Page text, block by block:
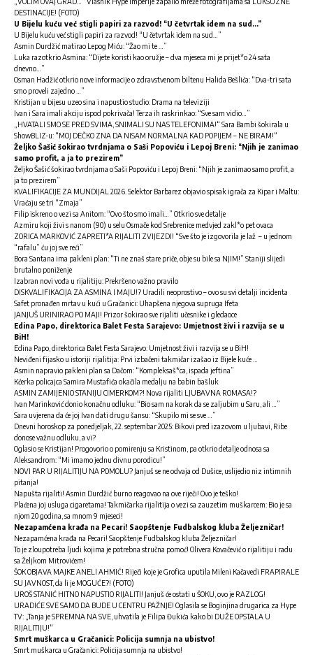
DESTINACIJE! (FOTO)
U Bijelu kuću već stigli papiri za razvod! “U četvrtak idem na sud…”
U Bijelu kuću već stigli papiri za razvod! “U četvrtak idem na sud…”
Asmin Durdžić matirao Lepog Miću: “Žao mi te …”
Luka razotkrio Asmina: “Dijete koristi kao oružje – dva mjeseca mi je prijet*o 24 sata
dnevno…”
Osman Hadžić otkrio nove informacije o zdravstvenom biltenu Halida Bešlića: “Dva-tri sata
smo proveli zajedno …”
Kristijan u bijesu uzeo sina i napustio studio: Drama na televiziji
Ivan i Sara imali akciju ispod pokrivača! Terza ih raskrinkao: “Sve sam vidio…”
„HVATALI SMO SE PRED SVIMA, SNIMALI SU NAS TELEFONIMA!“ Sara Bambi šokirala u
ShowBLIZ-u: “MOJ DEČKO ZNA DA NISAM NORMALNA KAD POPIJEM – NE BIRAM!“
Željko Šašić šokirao tvrdnjama o Saši Popoviću i Lepoj Breni: “Njih je zanimao
samo profit, a ja to prezirem”
Željko Šašić šokirao tvrdnjama o Saši Popoviću i Lepoj Breni: “Njih je zanimao samo profit, a
ja to prezirem”
KVALIFIKACIJE ZA MUNDIJAL 2026. Selektor Barbarez objavio spisak igrača za Kipar i Maltu:
Vraćaju se tri “Zmaja”
Filip iskreno o vezi sa Anitom: “Ovo što smo imali…” Otkriosve detalje
Azmiru koji živi s nanom (90) u selu Osmače kod Srebrenice medvjed zakl*o pet ovaca
ZORICA MARKOVIĆ ZAPRETI*A RIJALITI ZVIJEZDI! “Sve što je izgovorila je laž – u jednom
“rafalu” ću joj sve reći”
Bora Santana ima pakleni plan: “Ti ne znaš stare priče, obje su bile sa NJIM!” Staniji slijedi
brutalno poniženje
Izabran novi vođa u rijalitiju: Prekršeno važno pravilo
DISKVALIFIKACIJA ZA ASMINA I MAJU!? Uradili neoprostivo – ovo su svi detalji incidenta
Safet pronađen mrtav u kući u Gračanici: Uhapšena njegova supruga Ifeta
JANJUŠ URINIRAO PO MAJI! Prizor šokirao sve rijaliti učesnike i gledaoce
Edina Papo, direktorica Balet Festa Sarajevo: Umjetnost živi i razvija se u
BiH!
Edina Papo, direktorica Balet Festa Sarajevo: Umjetnost živi i razvija se u BiH!
Neviđeni fijasko u istoriji rijalitija: Prvi izbačeni takmičar izašao iz Bijele kuće …
Asmin napravio pakleni plan sa Dačom: “Kompleksaš*ca, ispada jeftina”
Kćerka policajca Samira Mustafića okačila medalju na babin bašluk
ASMIN ZAMIJENIO STANIJU CIMERKOM?! Nova rijaliti LJUBAVNA ROMASA!?
Ivan Marinković donio konačnu odluku: “Bio sam na korak da se zaljubim u Saru, ali …”
Sara uvjerena da će joj Ivan dati drugu šansu: “Skupilo mi se sve …”
Dnevni horoskop za ponedjeljak, 22. septembar 2025: Bikovi pred izazovom u ljubavi, Ribe
donose važnu odluku, a vi?
Oglasio se Kristijan! Progovorio o pomirenju sa Kristinom, pa otkrio detalje odnosa sa
Aleksandrom: “Mi imamo jednu divnu porodicu!”
NOVI PAR U RIJALITIJU NA POMOLU? Janjuš se ne odvaja od Dušice, uslijedio niz intimnih
pitanja!
Napušta rijaliti! Asmin Durdžić burno reagovao na ove riječi! Ovo je teško!
Plaćena joj usluga cigaretama! Takmičarka rijalitija o vezi sa zauzetim muškarcem: Bio je sa
njom 20 godina, sa mnom 9 mjeseci!
Nezapamćena krađa na Pecari! Saopštenje Fudbalskog kluba Željezničar!
Nezapamćena krađa na Pecari! Saopštenje Fudbalskog kluba Željezničar!
To je zloupotreba ljudi kojima je potrebna stručna pomoć! Olivera Kovačević o rijalitiju i radu
sa Željkom Mitrovićem!
ŠOK OBJAVA MAJKE ANELI AHMIĆ! Riječi koje je Grofica uputila Mileni Kačavedi FRAPIRALE
SU JAVNOST, da li je MOGUĆE?! (FOTO)
UROŠ STANIĆ HITNO NAPUSTIO RIJALITI! Janjuš će ostati u ŠOKU, ovo je RAZLOG!
URADIĆE SVE SAMO DA BUDE U CENTRU PAŽNJE! Oglasila se Boginjina drugarica za Hype
TV: „Tanja je SPREMNA NA SVE, uhvatila je Filipa Đukića kako bi DUŽE OPSTALA U
RIJALITIJU!“
Smrt muškarca u Gračanici: Policija sumnja na ubistvo!
Smrt muškarca u Gračanici: Policija sumnja na ubistvo!